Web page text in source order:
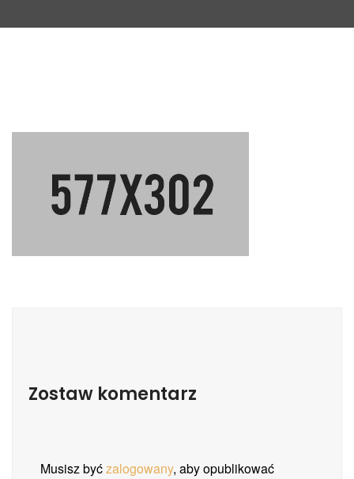
Zostaw komentarz
Musisz byćzalogowany, aby opublikować